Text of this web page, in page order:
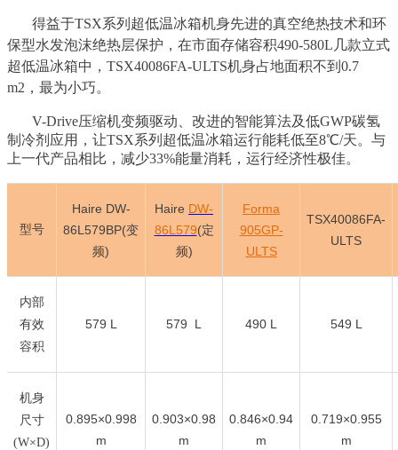
得益于TSX系列超低温冰箱机身先进的真空绝热技术和环
保型水发泡沫绝热层保护，在市面存储容积490-580L几款立式
超低温冰箱中，TSX40086FA-ULTS机身占地面积不到0.7
m2，最为小巧。
V-Drive压缩机变频驱动、改进的智能算法及低GWP碳氢
制冷剂应用，让TSX系列超低温冰箱运行能耗低至8℃/天。与
上一代产品相比，减少33%能量消耗，运行经济性极佳。
型号
Haire DW-
86L579BP(变
频)
Haire DW-
86L579(定
频)
Forma
905GP-
ULTS
TSX40086FA-
ULTS
内部
有效
容积
579 L 579 L 490 L 549 L
机身
尺寸
(W×D)
0.895×0.998
m
0.903×0.98
m
0.846×0.94
m
0.719×0.955
m